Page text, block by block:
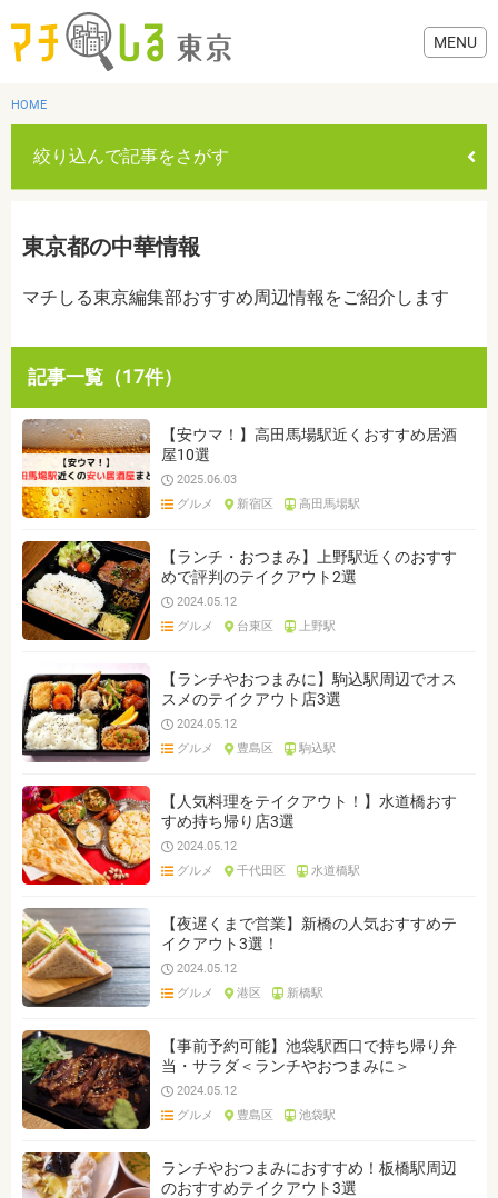
生活
HOME
絞り込んで記事をさがす
すべて グルメ 美容・健康 歯医者・病院 おでかけ
生活 お役立ち情報
クリア
東京都の中華情報
マチしる東京編集部おすすめ周辺情報をご紹介します
記事一覧（17件）
【安ウマ！】高田馬場駅近くおすすめ居酒
屋10選
2025.06.03
グルメ
新宿区 高田馬場駅
【ランチ・おつまみ】上野駅近くのおすす
めで評判のテイクアウト2選
2024.05.12
グルメ
台東区 上野駅
【ランチやおつまみに】駒込駅周辺でオス
スメのテイクアウト店3選
2024.05.12
グルメ
豊島区 駒込駅
【人気料理をテイクアウト！】水道橋おす
すめ持ち帰り店3選
2024.05.12
グルメ
千代田区 水道橋駅
【夜遅くまで営業】新橋の人気おすすめテ
イクアウト3選！
2024.05.12
グルメ
港区 新橋駅
【事前予約可能】池袋駅西口で持ち帰り弁
当・サラダ＜ランチやおつまみに＞
2024.05.12
グルメ
豊島区 池袋駅
ランチやおつまみにおすすめ！板橋駅周辺
のおすすめテイクアウト3選